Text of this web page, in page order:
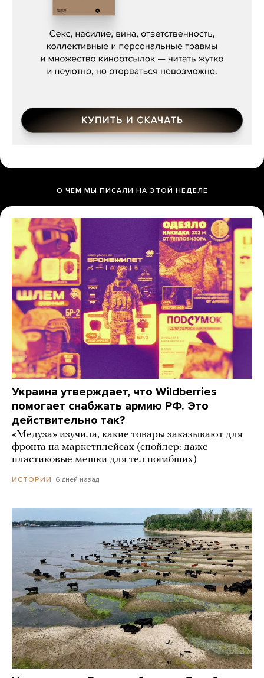
Сергей Кузнецов, «Мясорубка
О ЧЕМ МЫ ПИСАЛИ НА ЭТОЙ НЕДЕЛЕ
Украина утверждает, что Wildberries
помогает снабжать армию РФ. Это
действительно так?
«Медуза» изучила, какие товары заказывают для
фронта на маркетплейсах (спойлер: даже
пластиковые мешки для тел погибших)
ИСТОРИИ 6 дней назад